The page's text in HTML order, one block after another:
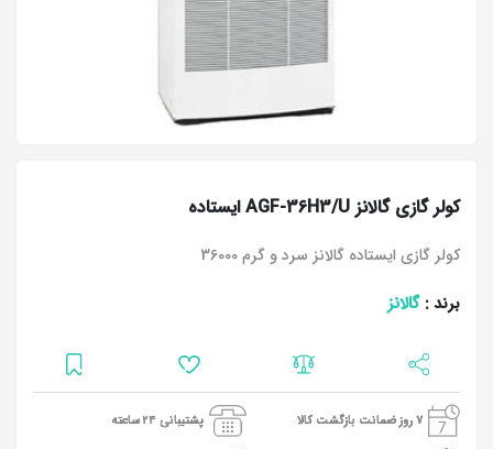
کولر گازی گالانز AGF-36H3/U ایستاده
کولر گازی ایستاده گالانز سرد و گرم 36000
برند : گالانز
7 روز ضمانت بازگشت کالا پشتیبانی 24 ساعته